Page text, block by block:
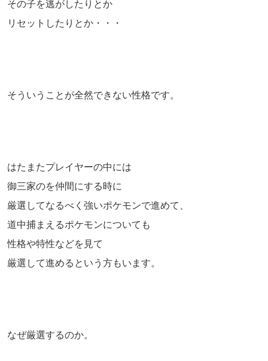
その子を逃がしたりとか
リセットしたりとか・・・
そういうことが全然できない性格です。
はたまたプレイヤーの中には
御三家のを仲間にする時に
厳選してなるべく強いポケモンで進めて、
道中捕まえるポケモンについても
性格や特性などを見て
厳選して進めるという方もいます。
なぜ厳選するのか。